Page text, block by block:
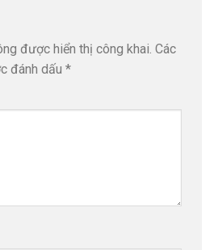
được hiển thị công khai. Các
đánh dấu *